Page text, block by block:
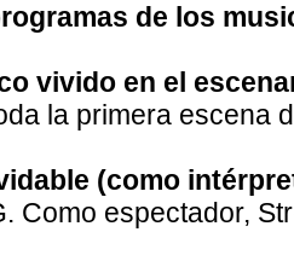
de los
vivido en el
la primera
(como
Como espectador,